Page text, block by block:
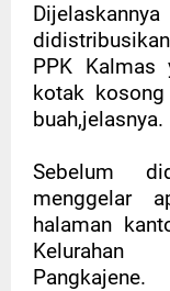
PPK Kalmas
kotak
buah,jelasnya.
Sebelum
menggelar
halaman
Kelurahan
Pangkajene.